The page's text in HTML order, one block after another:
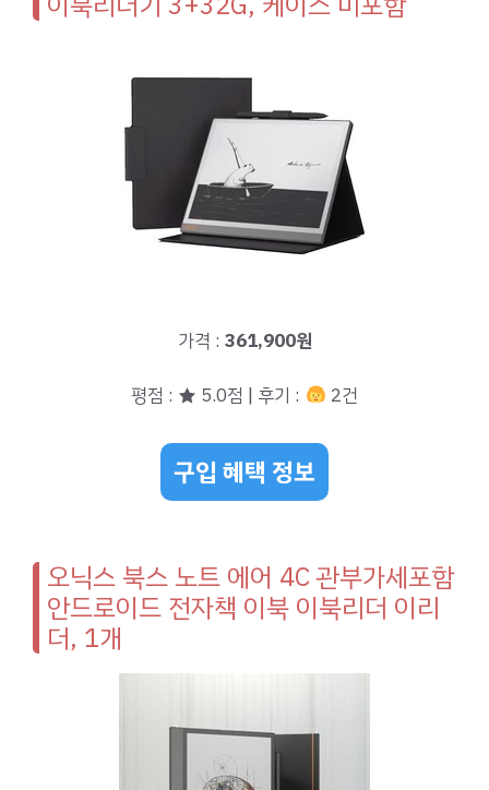
가격 : 361,900원
평점 : ★ 5.0점 | 후기 : 2건
구입 혜택 정보
오닉스 북스 노트 에어 4C 관부가세포함
안드로이드 전자책 이북 이북리더 이리
더, 1개